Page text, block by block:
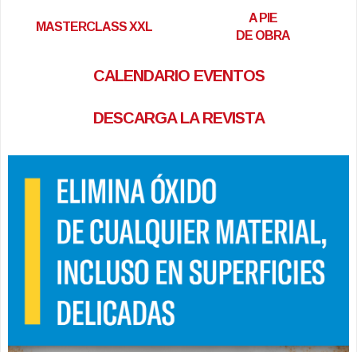
MASTERCLASS XXL
A PIE
DE OBRA
CALENDARIO EVENTOS
DESCARGA LA REVISTA